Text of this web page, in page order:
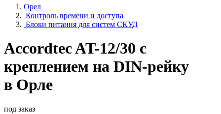
Орел
Контроль времени и доступа
Блоки питания для систем СКУД
Accordtec AT-12/30 с
креплением на DIN-рейку
в Орле
под заказ